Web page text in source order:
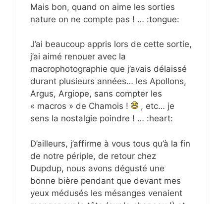
Mais bon, quand on aime les sorties
nature on ne compte pas ! … :tongue:
J’ai beaucoup appris lors de cette sortie,
j’ai aimé renouer avec la
macrophotographie que j’avais délaissé
durant plusieurs années… les Apollons,
Argus, Argiope, sans compter les
« macros » de Chamois !
, etc… je
sens la nostalgie poindre ! … :heart:
D’ailleurs, j’affirme à vous tous qu’à la fin
de notre périple, de retour chez
Dupdup, nous avons dégusté une
bonne bière pendant que devant mes
yeux médusés les mésanges venaient